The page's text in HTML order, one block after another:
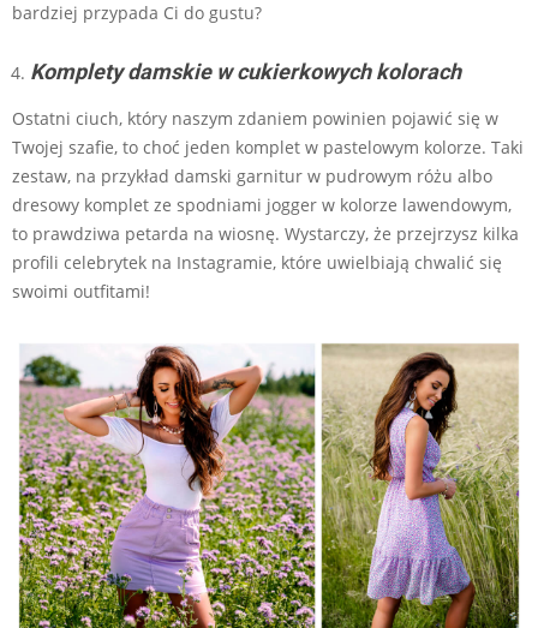
bardziej przypada Ci do gustu?
Komplety damskie w cukierkowych kolorach
Ostatni ciuch, który naszym zdaniem powinien pojawić się w
Twojej szafie, to choć jeden komplet w pastelowym kolorze. Taki
zestaw, na przykład damski garnitur w pudrowym różu albo
dresowy komplet ze spodniami jogger w kolorze lawendowym,
to prawdziwa petarda na wiosnę. Wystarczy, że przejrzysz kilka
profili celebrytek na Instagramie, które uwielbiają chwalić się
swoimi outfitami!